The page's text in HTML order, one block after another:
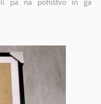
pa na pohištvo in ga